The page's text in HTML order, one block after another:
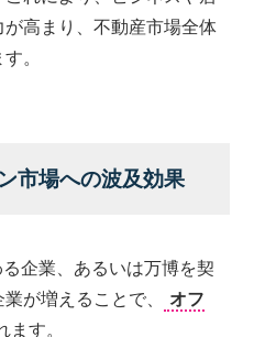
高まり、不動産市場全体
。
市場への波及効果
企業、あるいは万博を契
が増えることで、
オフ
ます。